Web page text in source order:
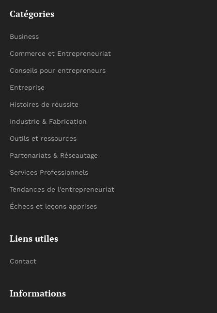
Catégories
Business
Commerce et Entrepreneuriat
Conseils pour entrepreneurs
Entreprise
Histoires de réussite
Industrie & Fabrication
Outils et ressources
Partenariats & Réseautage
Services Professionnels
Tendances de l'entrepreneuriat
Échecs et leçons apprises
Liens utiles
Contact
Informations